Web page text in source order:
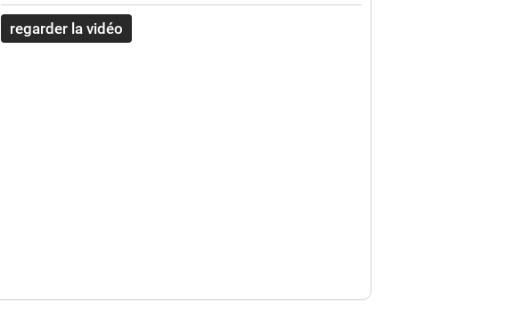
regarder la vidéo